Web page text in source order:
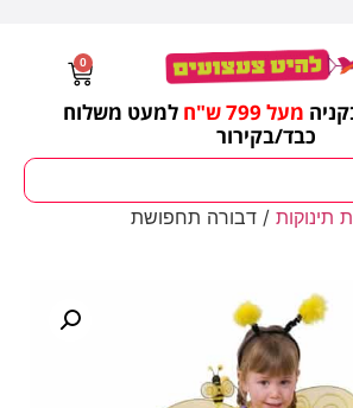
מעל 799 ש"ח
למעט משלוח
כבד/בקירור
0
תינוקות / דבורה תחפושת